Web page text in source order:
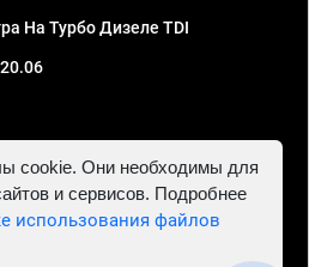
На Турбо Дизеле TDI
ИНН 781302555843,
cookie. Они необходимы для
и сервисов. Подробнее
использования файлов